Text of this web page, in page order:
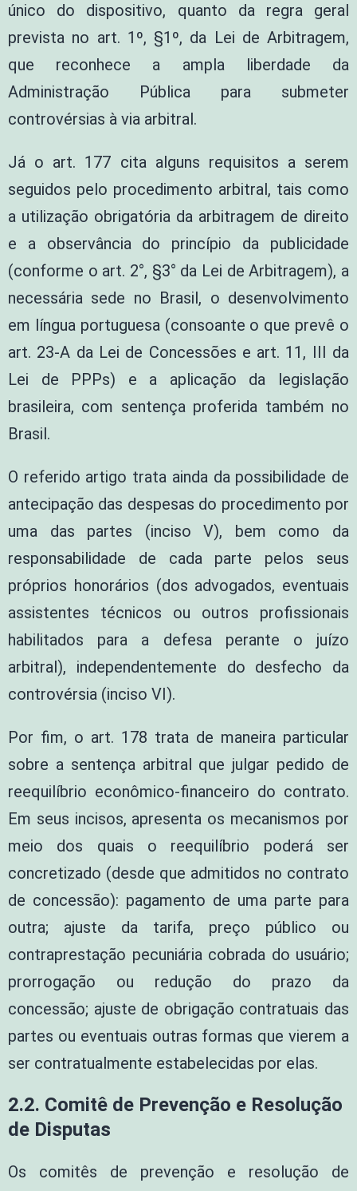
único do dispositivo, quanto da regra geral
prevista no art. 1º, §1º, da Lei de Arbitragem,
que reconhece a ampla liberdade da
Administração Pública para submeter
controvérsias à via arbitral.
Já o art. 177 cita alguns requisitos a serem
seguidos pelo procedimento arbitral, tais como
a utilização obrigatória da arbitragem de direito
e a observância do princípio da publicidade
(conforme o art. 2°, §3° da Lei de Arbitragem), a
necessária sede no Brasil, o desenvolvimento
em língua portuguesa (consoante o que prevê o
art. 23-A da Lei de Concessões e art. 11, III da
Lei de PPPs) e a aplicação da legislação
brasileira, com sentença proferida também no
Brasil.
O referido artigo trata ainda da possibilidade de
antecipação das despesas do procedimento por
uma das partes (inciso V), bem como da
responsabilidade de cada parte pelos seus
próprios honorários (dos advogados, eventuais
assistentes técnicos ou outros profissionais
habilitados para a defesa perante o juízo
arbitral), independentemente do desfecho da
controvérsia (inciso VI).
Por fim, o art. 178 trata de maneira particular
sobre a sentença arbitral que julgar pedido de
reequilíbrio econômico-financeiro do contrato.
Em seus incisos, apresenta os mecanismos por
meio dos quais o reequilíbrio poderá ser
concretizado (desde que admitidos no contrato
de concessão): pagamento de uma parte para
outra; ajuste da tarifa, preço público ou
contraprestação pecuniária cobrada do usuário;
prorrogação ou redução do prazo da
concessão; ajuste de obrigação contratuais das
partes ou eventuais outras formas que vierem a
ser contratualmente estabelecidas por elas.
2.2. Comitê de Prevenção e Resolução
de Disputas
Os comitês de prevenção e resolução de